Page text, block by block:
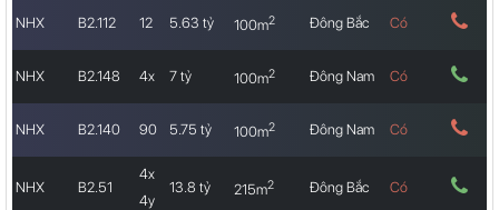
NHX B2.112 12 5.63 tỷ 100m2 Đông Bắc Có
NHX B2.148 4x 7 tỷ 100m2 Đông Nam Có
NHX B2.140 90 5.75 tỷ 100m2 Đông Nam Có
NHX B2.51
4x
4y
13.8 tỷ 215m2 Đông Bắc Có